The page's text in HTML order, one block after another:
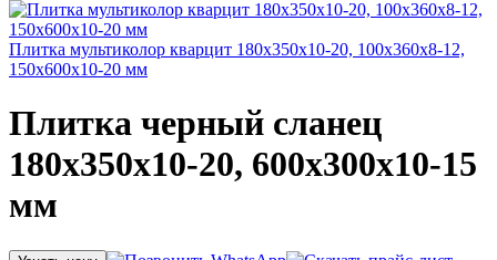
Плитка мультиколор кварцит 180х350х10-20, 100х360х8-12,
150х600х10-20 мм
Плитка черный сланец
180х350х10-20, 600х300х10-15
мм